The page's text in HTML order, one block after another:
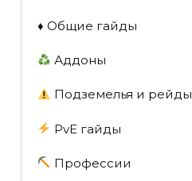
♦️ Общие гайды
Аддоны
Подземелья и рейды
PvE гайды
Профессии